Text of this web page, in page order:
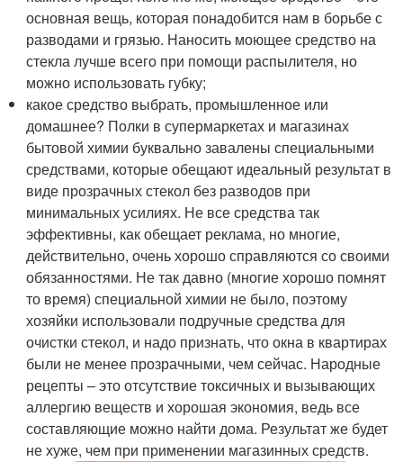
основная вещь, которая понадобится нам в борьбе с
разводами и грязью. Наносить моющее средство на
стекла лучше всего при помощи распылителя, но
можно использовать губку;
какое средство выбрать, промышленное или
домашнее? Полки в супермаркетах и магазинах
бытовой химии буквально завалены специальными
средствами, которые обещают идеальный результат в
виде прозрачных стекол без разводов при
минимальных усилиях. Не все средства так
эффективны, как обещает реклама, но многие,
действительно, очень хорошо справляются со своими
обязанностями. Не так давно (многие хорошо помнят
то время) специальной химии не было, поэтому
хозяйки использовали подручные средства для
очистки стекол, и надо признать, что окна в квартирах
были не менее прозрачными, чем сейчас. Народные
рецепты – это отсутствие токсичных и вызывающих
аллергию веществ и хорошая экономия, ведь все
составляющие можно найти дома. Результат же будет
не хуже, чем при применении магазинных средств.